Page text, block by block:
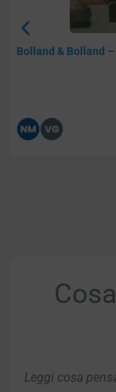
Bolland & Bolland
Leggi cosa